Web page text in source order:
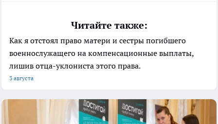
Читайте также:
Как я отстоял право матери и сестры погибшего
военнослужащего на компенсационные выплаты,
лишив отца-уклониста этого права.
3 августа